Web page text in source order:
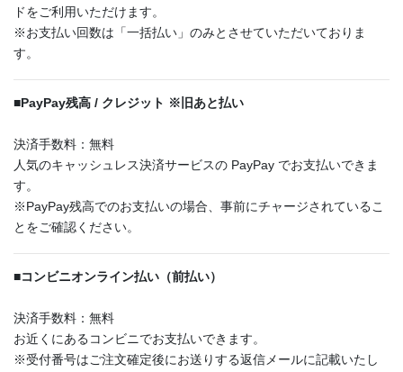
ドをご利用いただけます。
※お支払い回数は「一括払い」のみとさせていただいておりま
す。
■PayPay残高 / クレジット ※旧あと払い
決済手数料：無料
人気のキャッシュレス決済サービスの PayPay でお支払いできま
す。
※PayPay残高でのお支払いの場合、事前にチャージされているこ
とをご確認ください。
■コンビニオンライン払い（前払い）
決済手数料：無料
お近くにあるコンビニでお支払いできます。
※受付番号はご注文確定後にお送りする返信メールに記載いたし